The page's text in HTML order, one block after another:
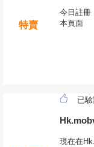
特賣
今日註冊
本頁面
已
現在在